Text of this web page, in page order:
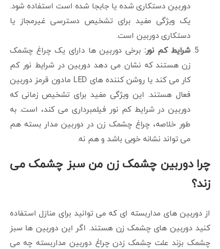
دوربین دستکاری شده یا جابجا شده است استفاده شود.
یک ویژگی مفید برای تشخیص دسترسی غیرمجاز یا
دستکاری دوربین است.
شرایط کم نور: برخی دوربین ها دارای یک چراغ چشمک
زن هستند که نشان می دهد دوربین در شرایط نور کم
کار می کند یا روشن کننده های LED مادون قرمز دوربین
فعال هستند. این ویژگی مفید برای تشخیص زمانی که
دوربین در شرایط کم نور فیلمبرداری می کند، است. به
طور خلاصه، چراغ چشمک زن در دوربین مدار بسته هم
می تواند نشانه خوبی باشد و هم نه.
چرا دوربین چشمک زن من سبز چشمک می
زند؟
از دوربین های مداربسته ای که می توانید برای منازل استفاده
کنید دوربین های چشمک زن هستند. اگر این دوربین ها سبز
چشمک بزند علت چشمک زدن چراغ دوربین مداربسته چه می